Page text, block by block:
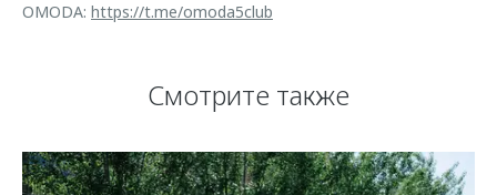
OMODA: https://t.me/omoda5club
Смотрите также